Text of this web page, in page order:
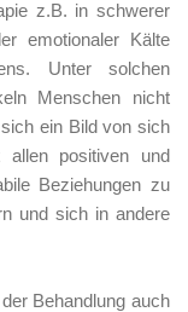
z.B. in schwerer
emotionaler Kälte
Unter solchen
Menschen nicht
ein Bild von sich
positiven und
Beziehungen zu
und sich in andere
Behandlung auch